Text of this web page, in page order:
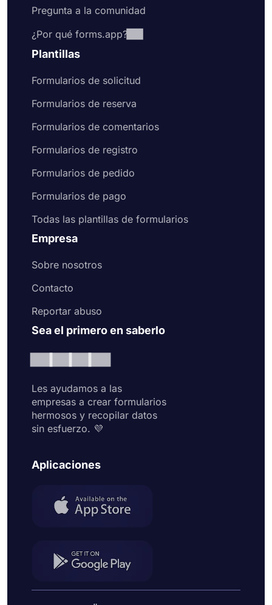
Pregunta a la comunidad
¿Por qué forms.app?
Plantillas
Formularios de solicitud
Formularios de reserva
Formularios de comentarios
Formularios de registro
Formularios de pedido
Formularios de pago
Todas las plantillas de formularios
Empresa
Sobre nosotros
Contacto
Reportar abuso
Sea el primero en saberlo
Les ayudamos a las
empresas a crear formularios
hermosos y recopilar datos
sin esfuerzo. 💜
Aplicaciones